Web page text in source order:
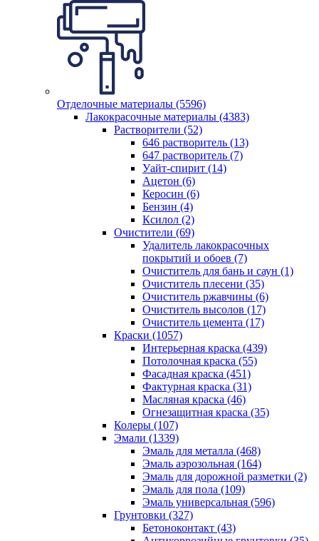
Отделочные материалы (5596)
Лакокрасочные материалы (4383)
Растворители (52)
646 растворитель (13)
647 растворитель (7)
Уайт-спирит (14)
Ацетон (6)
Керосин (6)
Бензин (4)
Ксилол (2)
Очистители (69)
Удалитель лакокрасочных
покрытий и обоев (7)
Очиститель для бань и саун (1)
Очиститель плесени (35)
Очиститель ржавчины (6)
Очиститель высолов (17)
Очиститель цемента (17)
Краски (1057)
Интерьерная краска (439)
Потолочная краска (55)
Фасадная краска (451)
Фактурная краска (31)
Масляная краска (46)
Огнезащитная краска (35)
Колеры (107)
Эмали (1339)
Эмаль для металла (468)
Эмаль аэрозольная (164)
Эмаль для дорожной разметки (2)
Эмаль для пола (109)
Эмаль универсальная (596)
Грунтовки (327)
Бетоноконтакт (43)